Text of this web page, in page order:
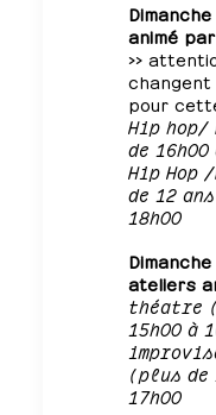
animé par
>>
changent
pour
Hip hop/
de 16h00
Hip Hop
de 12
18h00
ateliers
théatre
15h00 à
(plus de
17h00